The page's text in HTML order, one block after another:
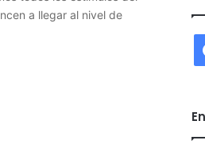
a llegar al nivel de